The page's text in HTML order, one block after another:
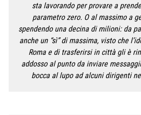
sta lavorando per provare a
parametro zero. O al massimo a
spendendo una decina di milioni: da
anche un “sì” di massima, visto che
Roma e di trasferirsi in città gli è
addosso al punto da inviare
bocca al lupo ad alcuni dirigenti